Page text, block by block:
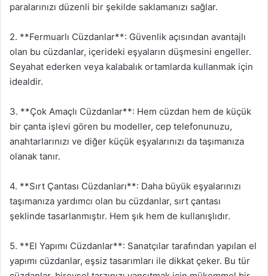
paralarınızı düzenli bir şekilde saklamanızı sağlar.
2. **Fermuarlı Cüzdanlar**: Güvenlik açısından avantajlı
olan bu cüzdanlar, içerideki eşyaların düşmesini engeller.
Seyahat ederken veya kalabalık ortamlarda kullanmak için
idealdir.
3. **Çok Amaçlı Cüzdanlar**: Hem cüzdan hem de küçük
bir çanta işlevi gören bu modeller, cep telefonunuzu,
anahtarlarınızı ve diğer küçük eşyalarınızı da taşımanıza
olanak tanır.
4. **Sırt Çantası Cüzdanları**: Daha büyük eşyalarınızı
taşımanıza yardımcı olan bu cüzdanlar, sırt çantası
şeklinde tasarlanmıştır. Hem şık hem de kullanışlıdır.
5. **El Yapımı Cüzdanlar**: Sanatçılar tarafından yapılan el
yapımı cüzdanlar, eşsiz tasarımları ile dikkat çeker. Bu tür